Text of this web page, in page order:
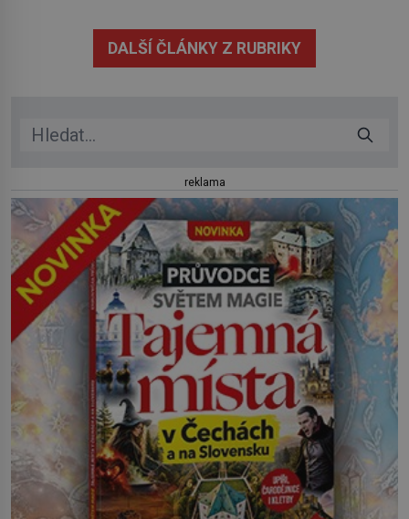
Stačí letmý dotyk a ozve se pronikavá bolest, která
přetrvává i týdny. Nenápadný tento […]
DALŠÍ ČLÁNKY Z RUBRIKY
reklama